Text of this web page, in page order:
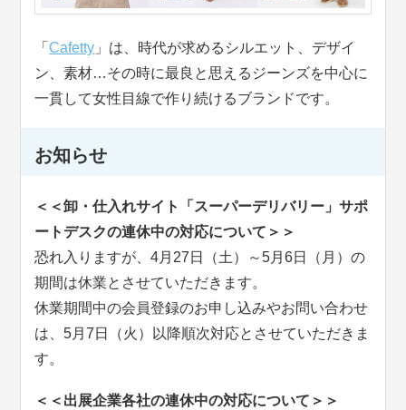
「Cafetty 」は、時代が求めるシルエット、デザイ
ン、素材…その時に最良と思えるジーンズを中心に
一貫して女性目線で作り続けるブランドです。
お知らせ
＜＜卸・仕入れサイト「スーパーデリバリー」サポ
ートデスクの連休中の対応について＞＞
恐れ入りますが、4月27日（土）～5月6日（月）の
期間は休業とさせていただきます。
休業期間中の会員登録のお申し込みやお問い合わせ
は、5月7日（火）以降順次対応とさせていただきま
す。
＜＜出展企業各社の連休中の対応について＞＞